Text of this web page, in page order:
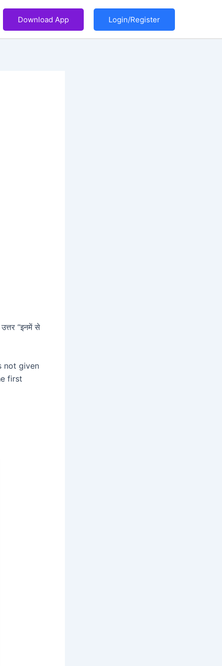
Download App Login/Register
“इनमें से
not given
first